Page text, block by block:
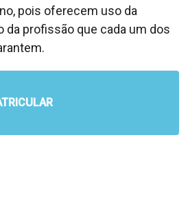
pois oferecem uso da
da profissão que cada um dos